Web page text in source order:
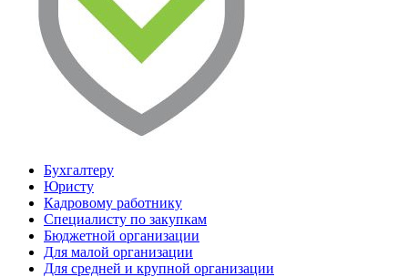
Бухгалтеру
Юристу
Кадровому работнику
Специалисту по закупкам
Бюджетной организации
Для малой организации
Для средней и крупной организации